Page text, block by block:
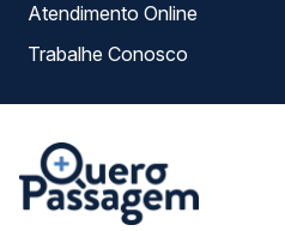
Atendimento Online
Trabalhe Conosco